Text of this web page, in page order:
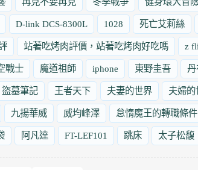
D-link DCS-8300L 1028 死亡艾莉絲
站著吃烤肉評價，站著吃烤肉好吃嗎 z
戰士 魔道祖師 iphone 東野圭吾 丹
盜墓筆記 王者天下 夫妻的世界 夫婦的
九揚華威 威均峰澤 怠惰魔王的轉職條件
阿凡達 FT-LEF101 跳床 太子松馥